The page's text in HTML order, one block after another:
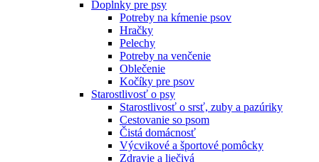
Doplnky pre psy
Potreby na kŕmenie psov
Hračky
Pelechy
Potreby na venčenie
Oblečenie
Kočíky pre psov
Starostlivosť o psy
Starostlivosť o srsť, zuby a pazúriky
Cestovanie so psom
Čistá domácnosť
Výcvikové a športové pomôcky
Zdravie a liečivá